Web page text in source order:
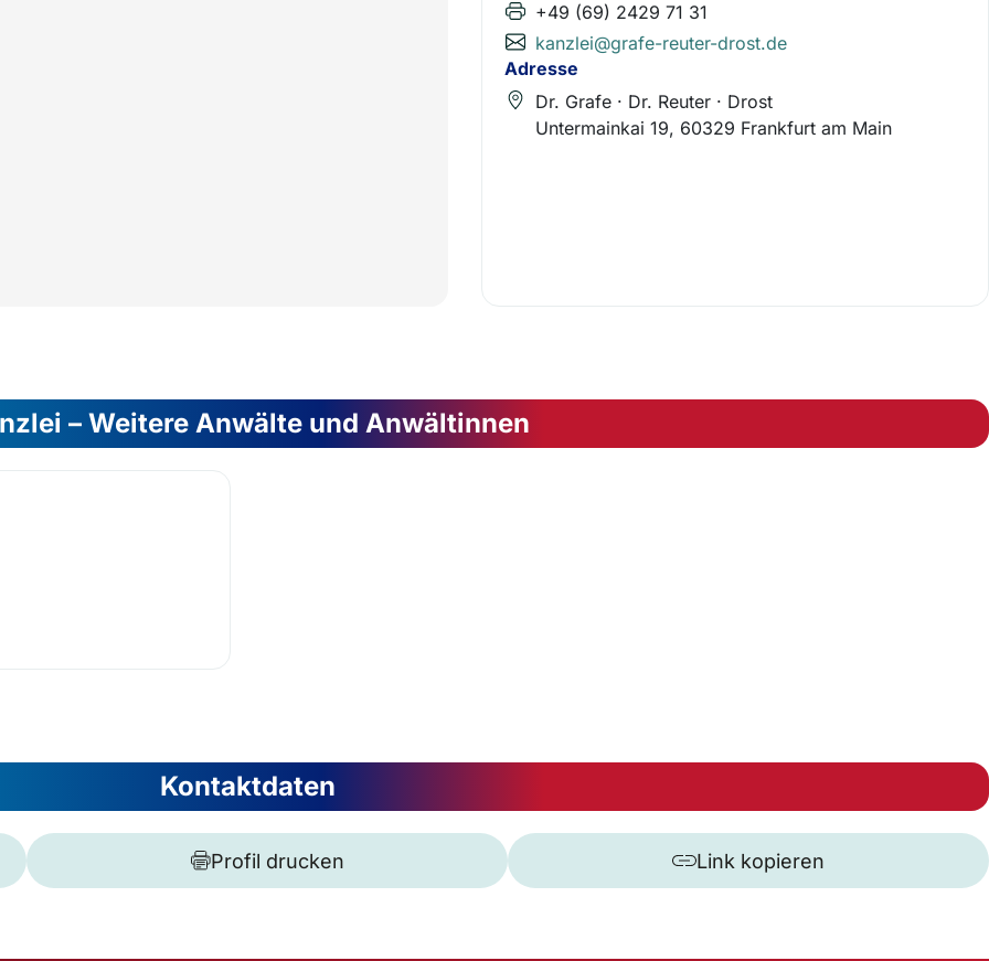
+49 (69) 2429 71 31
kanzlei@grafe-reuter-drost.de
Adresse
Dr. Grafe · Dr. Reuter · Drost
Untermainkai 19, 60329 Frankfurt am Main
– Weitere Anwälte und Anwältinnen
Kontaktdaten
Profil drucken Link kopieren